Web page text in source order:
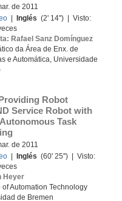
de 2011
Inglés (2' 14'') | Visto:
Rafael Sanz Domínguez
da Área de Enx. de
e Automática, Universidade
Robot
Service Robot with
Task
de 2011
Inglés (60' 25'') | Visto:
Heyer
of Automation Technology
de Bremen